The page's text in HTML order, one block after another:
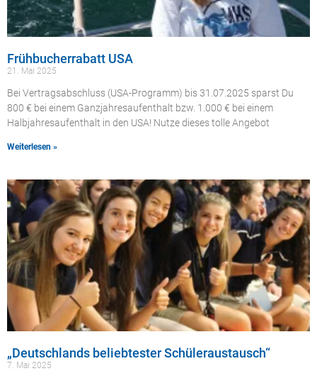
Frühbucherrabatt USA
21. Mai 2025
Bei Vertragsabschluss (USA-Programm) bis 31.07.2025 sparst Du
800 € bei einem Ganzjahresaufenthalt bzw. 1.000 € bei einem
Halbjahresaufenthalt in den USA! Nutze dieses tolle Angebot
Weiterlesen »
„Deutschlands beliebtester Schüleraustausch“
7. Mai 2025